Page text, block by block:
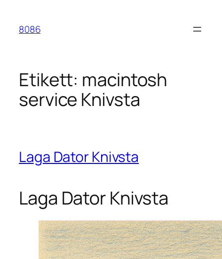
innehåll
8086
Etikett: macintosh
service Knivsta
Laga Dator Knivsta
Laga Dator Knivsta